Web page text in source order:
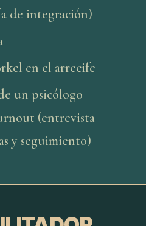
de integración)
en el arrecife
un psicólogo
(entrevista
y seguimiento)